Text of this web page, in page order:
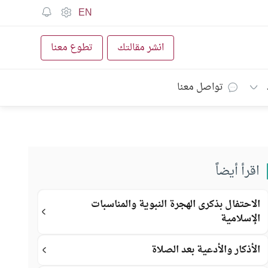
EN
انشر مقالتك تطوع معنا
تواصل معنا
اقرأ أيضاً
الاحتفال بذكرى الهجرة النبوية والمناسبات
الإسلامية
الأذكار والأدعية بعد الصلاة